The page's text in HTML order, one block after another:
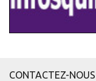
CONTACTEZ-NOUS